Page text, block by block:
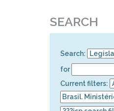
SEARCH
Search:
for
Current filters: